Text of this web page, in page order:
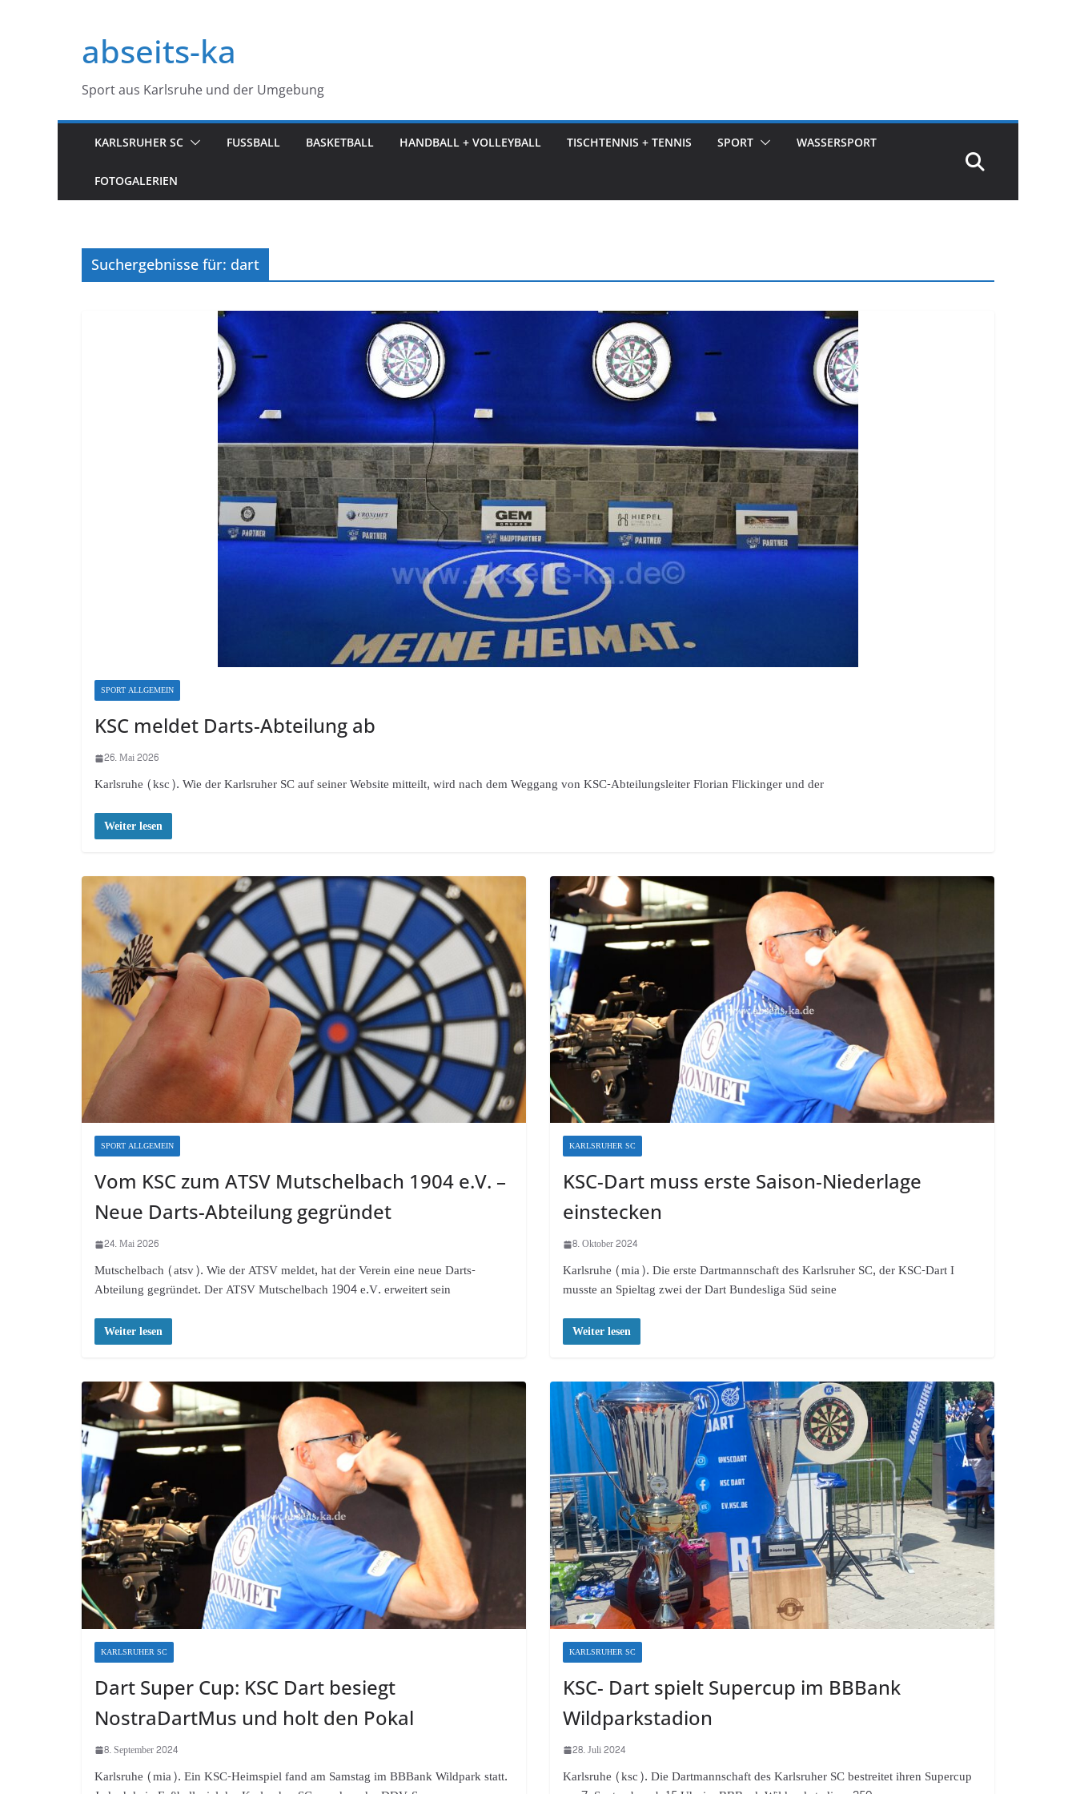
springenabseits-ka
Sport aus Karlsruhe und der Umgebung
KARLSRUHER SC FUSSBALL BASKETBALL HANDBALL + VOLLEYBALL TISCHTENNIS + TENNIS SPORT WASSERSPORT
FOTOGALERIEN
Suchergebnisse für: dart
SPORT ALLGEMEIN
KSC meldet Darts-Abteilung ab
26. Mai 2026
Karlsruhe (ksc). Wie der Karlsruher SC auf seiner Website mitteilt, wird nach dem Weggang von KSC-Abteilungsleiter Florian Flickinger und der
Weiter lesen
SPORT ALLGEMEIN
Vom KSC zum ATSV Mutschelbach 1904 e.V. –
Neue Darts-Abteilung gegründet
24. Mai 2026
Mutschelbach (atsv). Wie der ATSV meldet, hat der Verein eine neue Darts-
Abteilung gegründet. Der ATSV Mutschelbach 1904 e.V. erweitert sein
Weiter lesen
KARLSRUHER SC
KSC-Dart muss erste Saison-Niederlage
einstecken
8. Oktober 2024
Karlsruhe (mia). Die erste Dartmannschaft des Karlsruher SC, der KSC-Dart I
musste an Spieltag zwei der Dart Bundesliga Süd seine
Weiter lesen
KARLSRUHER SC
Dart Super Cup: KSC Dart besiegt
NostraDartMus und holt den Pokal
8. September 2024
Karlsruhe (mia). Ein KSC-Heimspiel fand am Samstag im BBBank Wildpark statt.
KARLSRUHER SC
KSC- Dart spielt Supercup im BBBank
Wildparkstadion
28. Juli 2024
Karlsruhe (ksc). Die Dartmannschaft des Karlsruher SC bestreitet ihren Supercup